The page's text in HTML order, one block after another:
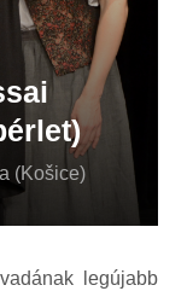
(Košice)
legújabb